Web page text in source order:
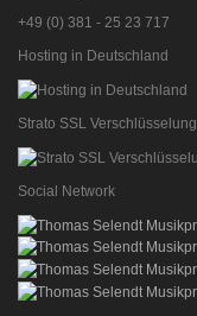
+49 (0) 381 - 25 23 717
Hosting in Deutschland
Strato SSL Verschlüsselung
Social Network